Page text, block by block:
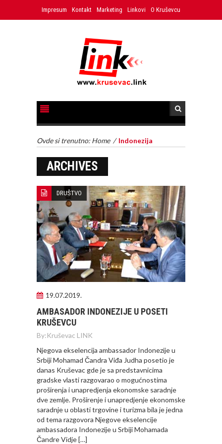
Impresum Kontakt Marketing Linkovi O Kruševcu
Ovde si trenutno: Home / Indonezija
ARCHIVES
DRUŠTVO
19.07.2019.
AMBASADOR INDONEZIJE U POSETI
KRUŠEVCU
By:Kruševac LINK
Njegova ekselencija ambassador Indonezije u
Srbiji Mohamad Čandra Viđa Judha posetio je
danas Kruševac gde je sa predstavnicima
gradske vlasti razgovarao o mogućnostima
proširenja i unapredjenja ekonomske saradnje
dve zemlje. Proširenje i unapredjenje ekonomske
saradnje u oblasti trgovine i turizma bila je jedna
od tema razgovora Njegove ekselencije
ambassadora Indonezije u Srbiji Mohamada
Čandre Vidje […]